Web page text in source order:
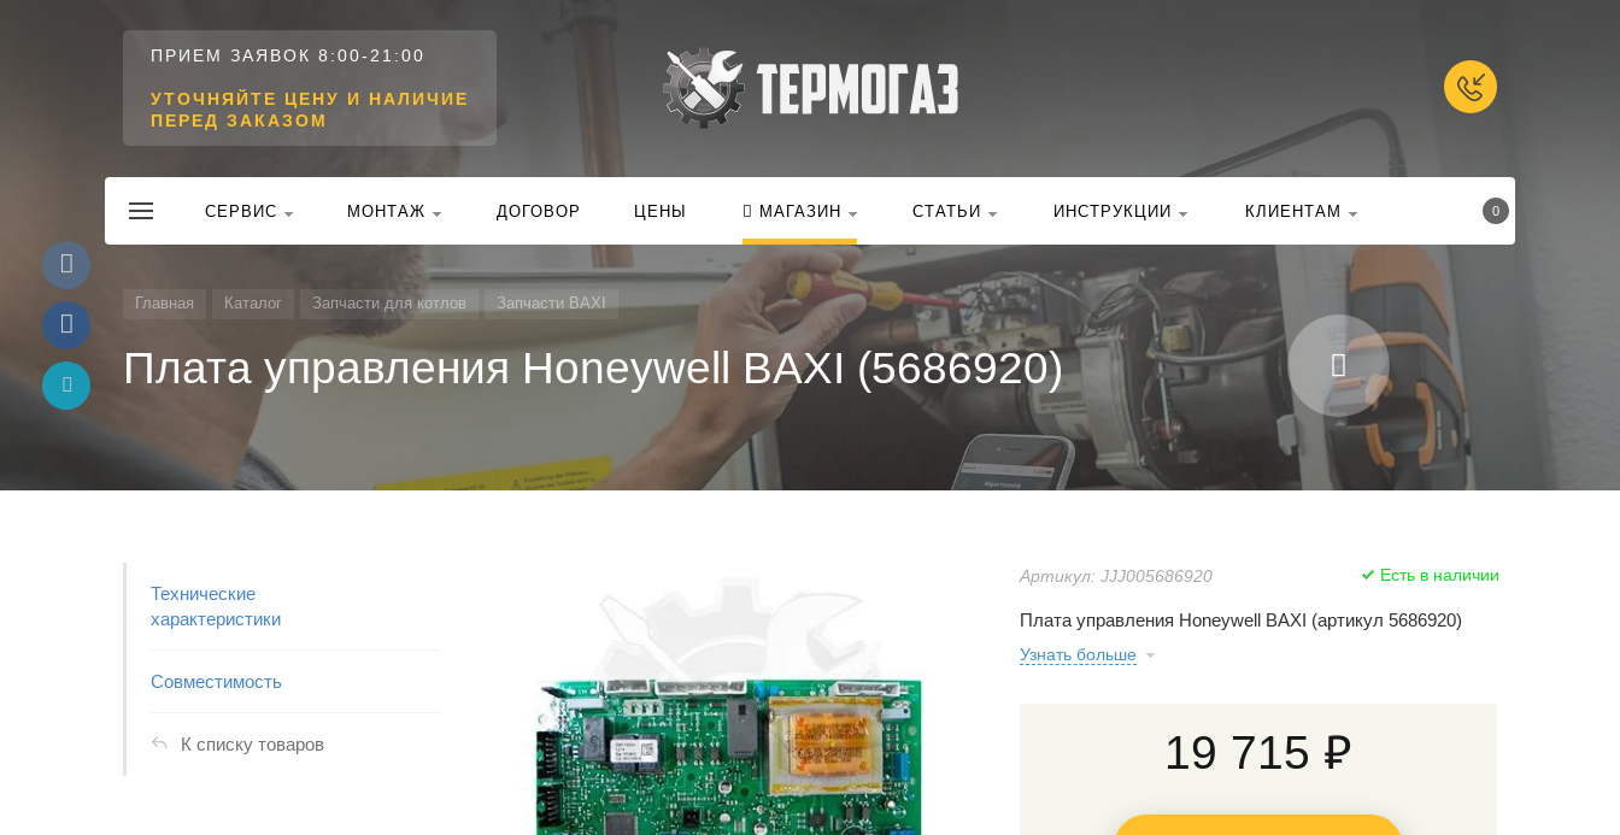
ПРИЕМ ЗАЯВОК 8:00-21:00
УТОЧНЯЙТЕ ЦЕНУ И НАЛИЧИЕ
ПЕРЕД ЗАКАЗОМ
CЕРВИС МОНТАЖ ДОГОВОР ЦЕНЫ МАГАЗИН СТАТЬИ ИНСТРУКЦИИ КЛИЕНТАМ 0
Главная Каталог Запчасти для котлов Запчасти BAXI
Плата управления Honeywell BAXI (5686920)
Технические
характеристики
Совместимость
К списку товаров
Артикул: JJJ005686920 Есть в наличии
Плата управления Honeywell BAXI (артикул 5686920)
Узнать больше
19 715 ₽